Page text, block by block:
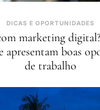
DICAS E OPORTUNIDADES
marketing
apresentam boas
de trabalho